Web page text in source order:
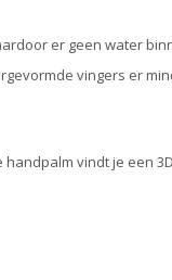
er geen water
vingers er
vindt je een